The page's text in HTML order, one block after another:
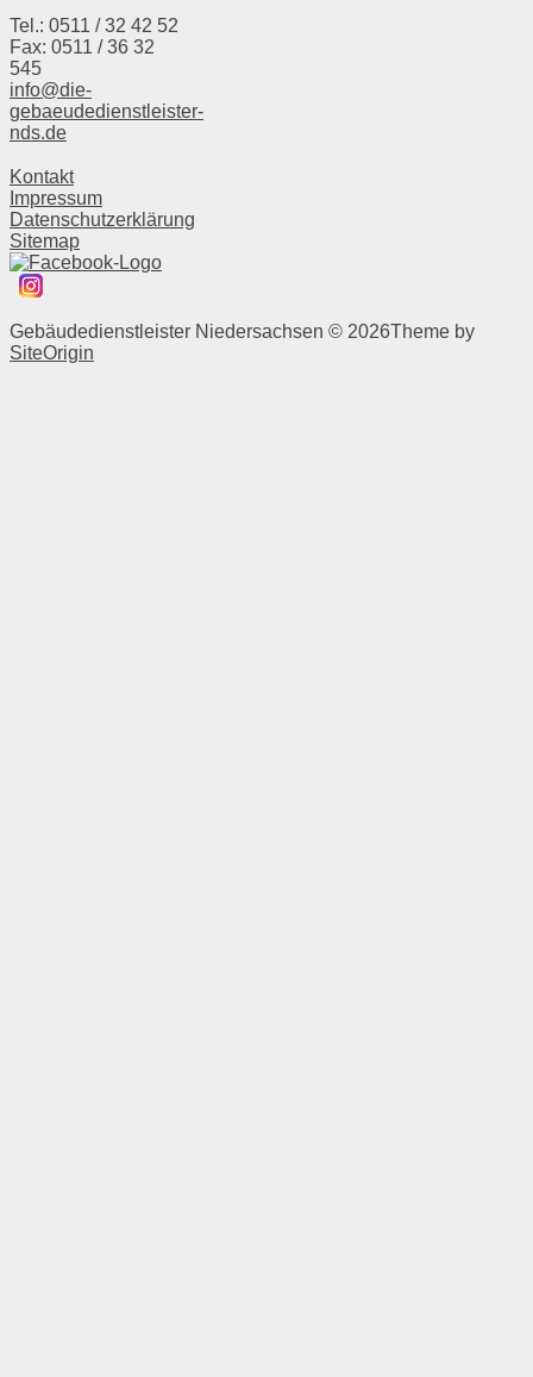
Tel.: 0511 / 32 42 52
Fax: 0511 / 36 32
545
info@die-
gebaeudedienstleister-
nds.de
Kontakt
Impressum
Datenschutzerklärung
Sitemap
Gebäudedienstleister Niedersachsen © 2026Theme by
SiteOrigin